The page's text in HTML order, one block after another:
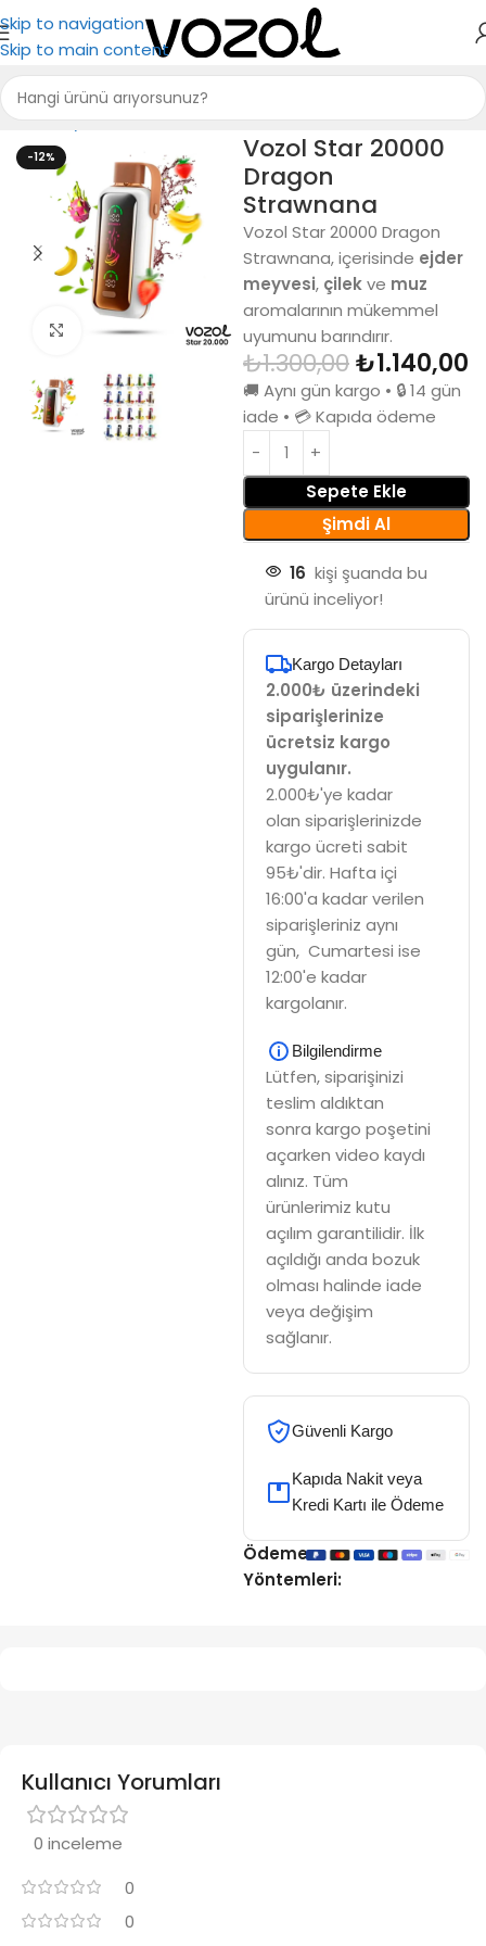
Skip to navigation
Skip to main content
Ana Sayfa Puff Bar
-12%
Büyütmek için tıkla
Vozol Star 20000
Dragon
Strawnana
Vozol Star 20000 Dragon
Strawnana, içerisinde ejder
meyvesi, çilekve muz
aromalarının mükemmel
uyumunu barındırır.
₺1.300,00₺1.140,00
🚚 Aynı gün kargo • 🔒 14 gün
iade • 💳 Kapıda ödeme
Sepete Ekle
Şimdi Al
16 kişi şuanda bu
ürünü inceliyor!
Kargo Detayları
2.000₺ üzerindeki
siparişlerinize
ücretsiz kargo
uygulanır.
2.000₺'ye kadar
olan siparişlerinizde
kargo ücreti sabit
95₺'dir. Hafta içi
16:00'a kadar verilen
siparişleriniz aynı
gün, Cumartesi ise
12:00'e kadar
kargolanır.
Bilgilendirme
Lütfen, siparişinizi
teslim aldıktan
sonra kargo poşetini
açarken video kaydı
alınız. Tüm
ürünlerimiz kutu
açılım garantilidir. İlk
açıldığı anda bozuk
olması halinde iade
veya değişim
sağlanır.
Güvenli Kargo
Kapıda Nakit veya
Kredi Kartı ile Ödeme
Ödeme
Yöntemleri:
Kullanıcı Yorumları
0 inceleme
0
0